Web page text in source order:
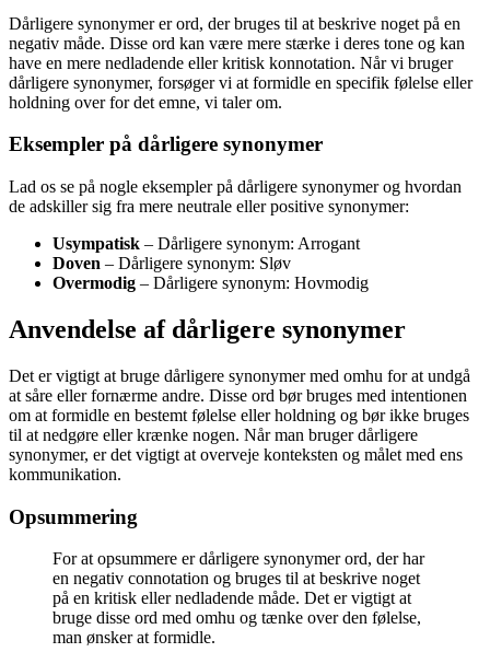
Dårligere synonymer er ord, der bruges til at beskrive noget på en
negativ måde. Disse ord kan være mere stærke i deres tone og kan
have en mere nedladende eller kritisk konnotation. Når vi bruger
dårligere synonymer, forsøger vi at formidle en specifik følelse eller
holdning over for det emne, vi taler om.
Eksempler på dårligere synonymer
Lad os se på nogle eksempler på dårligere synonymer og hvordan
de adskiller sig fra mere neutrale eller positive synonymer:
Usympatisk – Dårligere synonym: Arrogant
Doven – Dårligere synonym: Sløv
Overmodig – Dårligere synonym: Hovmodig
Anvendelse af dårligere synonymer
Det er vigtigt at bruge dårligere synonymer med omhu for at undgå
at såre eller fornærme andre. Disse ord bør bruges med intentionen
om at formidle en bestemt følelse eller holdning og bør ikke bruges
til at nedgøre eller krænke nogen. Når man bruger dårligere
synonymer, er det vigtigt at overveje konteksten og målet med ens
kommunikation.
Opsummering
For at opsummere er dårligere synonymer ord, der har
en negativ connotation og bruges til at beskrive noget
på en kritisk eller nedladende måde. Det er vigtigt at
bruge disse ord med omhu og tænke over den følelse,
man ønsker at formidle.